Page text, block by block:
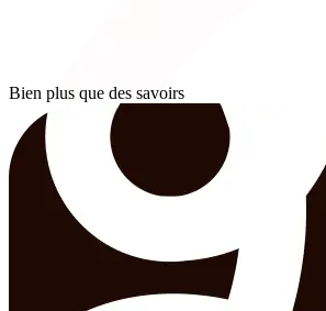
Bien plus que des savoirs